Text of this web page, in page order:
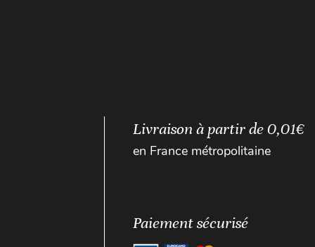
Livraison à partir de 0,01€
en France métropolitaine
Paiement sécurisé